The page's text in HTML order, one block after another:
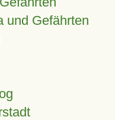
und Gefährten